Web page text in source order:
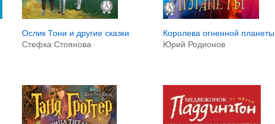
Ослик Тони и другие сказки
Стефка Стоянова
Королева огненной планеты
Юрий Родионов